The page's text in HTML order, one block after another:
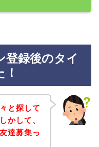
登録後のタイ
と探して
かして、
達募集っ